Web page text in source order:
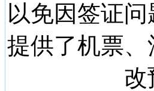
以免因签证
提供了机票
改